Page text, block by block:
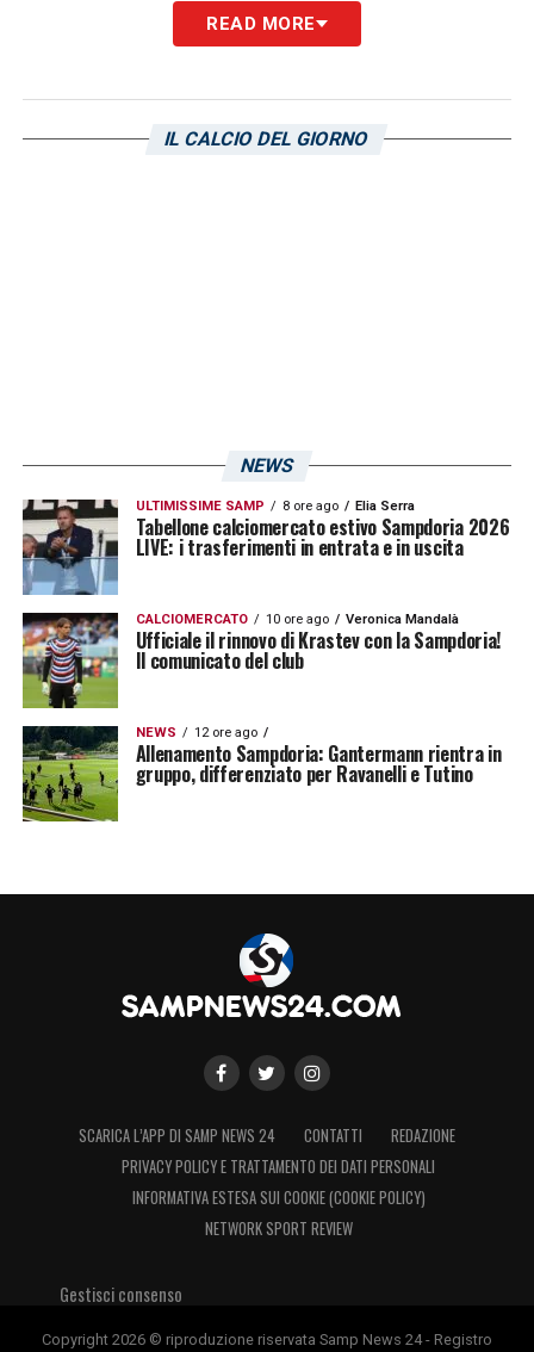
blucerchiato a fine delle rispettive carriere.
Le parole di Lodetti aLa Repubblica
brutto, persi il posto per il Mondiale del
non aveva un campo fisso e quindi ci
spostavamo da un impianto all’altro.
Prendevamo la macchina una settimana a
testa. Malgrado l’età, era sempre in testa al
gruppo durante l’allenamento e Salvi, a volte,
si lamentava scherzosamente e gli chiedeva
di andare più piano. Non era solo un
giocatore tecnico, aveva grande sostanza.
Giocava ad un ritmo superiore a quello del
ideale per fare gruppo. Tutti i tifosi
cercavano Suarez, ma non ha mai fatto
pesare i suoi trascorsi e la sua popolarità,
era sempre a disposizione di tutti i
READ MORE
IL CALCIO DEL GIORNO
NEWS
ULTIMISSIME SAMP 8 ore ago Elia Serra
Tabellone calciomercato estivo Sampdoria 2026
LIVE: i trasferimenti in entrata e in uscita
CALCIOMERCATO 10 ore ago Veronica Mandalà
Ufficiale il rinnovo di Krastev con la Sampdoria!
Il comunicato del club
NEWS 12 ore ago
Allenamento Sampdoria: Gantermann rientra in
gruppo, differenziato per Ravanelli e Tutino
SCARICA L’APP DI SAMP NEWS 24 CONTATTI
REDAZIONE
PRIVACY POLICY E TRATTAMENTO DEI DATI PERSONALI
INFORMATIVA ESTESA SUI COOKIE (COOKIE POLICY)
NETWORK SPORT REVIEW
Gestisci consenso
Copyright 2026 © riproduzione riservata Samp News 24 - Registro